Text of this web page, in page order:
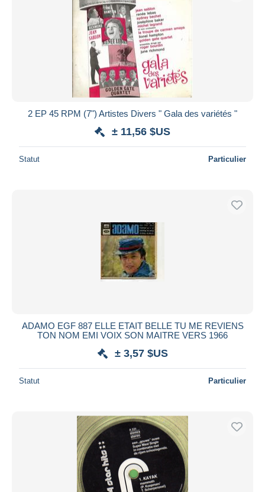
2 EP 45 RPM (7") Artistes Divers " Gala des variétés "
± 11,56 $US
Statut Particulier
ADAMO EGF 887 ELLE ETAIT BELLE TU ME REVIENS
TON NOM EMI VOIX SON MAITRE VERS 1966
± 3,57 $US
Statut Particulier